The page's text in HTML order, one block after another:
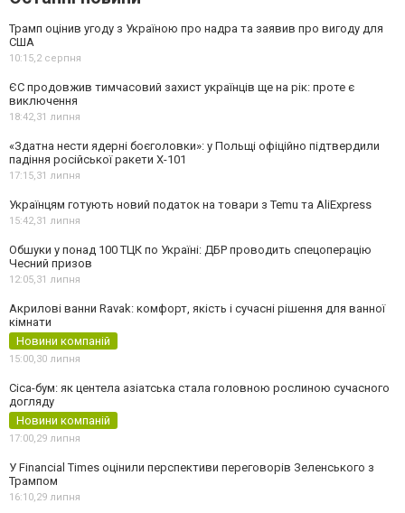
Трамп оцінив угоду з Україною про надра та заявив про вигоду для
США
10:15,2 серпня
ЄС продовжив тимчасовий захист українців ще на рік: проте є
виключення
18:42,31 липня
«Здатна нести ядерні боєголовки»: у Польщі офіційно підтвердили
падіння російської ракети Х-101
17:15,31 липня
Українцям готують новий податок на товари з Temu та AliExpress
15:42,31 липня
Обшуки у понад 100 ТЦК по Україні: ДБР проводить спецоперацію
Чесний призов
12:05,31 липня
Акрилові ванни Ravak: комфорт, якість і сучасні рішення для ванної
кімнати
Новини компаній
15:00,30 липня
Cica-бум: як центела азіатська стала головною рослиною сучасного
догляду
Новини компаній
17:00,29 липня
У Financial Times оцінили перспективи переговорів Зеленського з
Трампом
16:10,29 липня